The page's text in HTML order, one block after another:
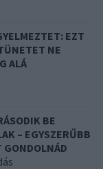
EZT
NE
ALÁ
BE
– EGYSZERŰBB
GONDOLNÁD